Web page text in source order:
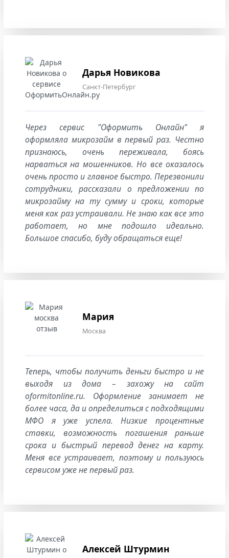
Дарья Новикова
Санкт-Петербург
Через сервис "Оформить Онлайн" я
оформляла микрозайм в первый раз. Честно
признаюсь, очень переживала, боясь
нарваться на мошенников. Но все оказалось
очень просто и главное быстро. Перезвонили
сотрудники, рассказали о предложении по
микрозайму на ту сумму и сроки, которые
меня как раз устраивали. Не знаю как все это
работает, но мне подошло идеально.
Большое спасибо, буду обращаться еще!
Мария
Москва
Теперь, чтобы получить деньги быстро и не
выходя из дома – захожу на сайт
oformitonline.ru. Оформление занимает не
более часа, да и определиться с подходящими
МФО я уже успела. Низкие процентные
ставки, возможность погашения раньше
срока и быстрый перевод денег на карту.
Меня все устраивает, поэтому и пользуюсь
сервисом уже не первый раз.
Алексей Штурмин